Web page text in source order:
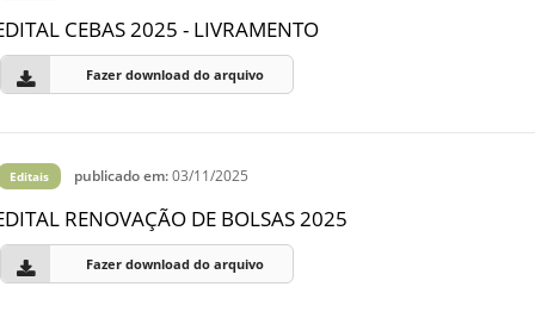
CEBAS 2025 - LIVRAMENTO
Fazer download do arquivo
Editais publicado em:03/11/2025
RENOVAÇÃO DE BOLSAS 2025
Fazer download do arquivo